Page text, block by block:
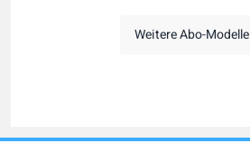
Weitere Abo-Modelle